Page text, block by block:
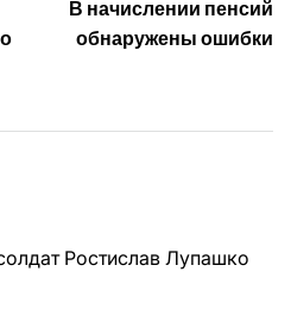
В начислении пенсий
обнаружены ошибки
Ростислав Лупашко